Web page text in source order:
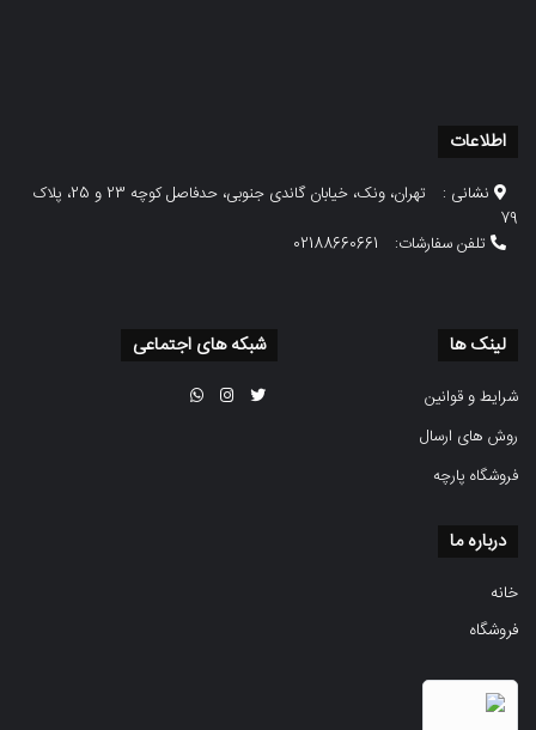
اطلاعات
نشانی :
تهران، ونک، خیابان گاندی جنوبی، حدفاصل کوچه 23 و 25، پلاک
79
تلفن سفارشات:
02188660661
لینک ها
شرایط و قوانین
روش های ارسال
فروشگاه پارچه
شبکه های اجتماعی
درباره ما
خانه
فروشگاه